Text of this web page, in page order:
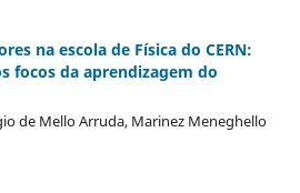
na escola de Física do CERN:
focos da aprendizagem do
de Mello Arruda, Marinez Meneghello